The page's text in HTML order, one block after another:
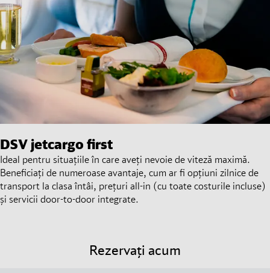
DSV jetcargo first
Ideal pentru situațiile în care aveți nevoie de viteză maximă.
Beneficiați de numeroase avantaje, cum ar fi opțiuni zilnice de
transport la clasa întâi, prețuri all-in (cu toate costurile incluse)
și servicii door-to-door integrate.
Rezervați acum